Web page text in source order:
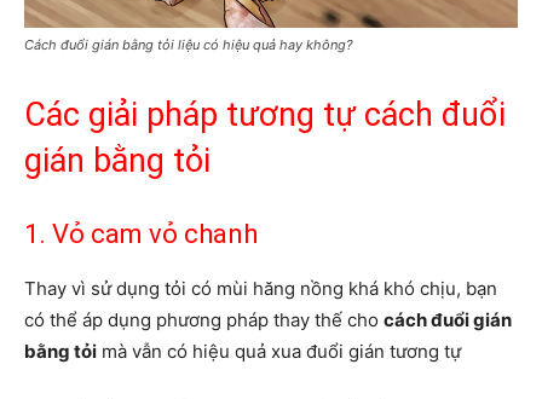
Cách đuổi gián bằng tỏi liệu có hiệu quả hay không?
Các giải pháp tương tự cách đuổi
gián bằng tỏi
1. Vỏ cam vỏ chanh
Thay vì sử dụng tỏi có mùi hăng nồng khá khó chịu, bạn
có thể áp dụng phương pháp thay thế cho cách đuổi gián
bằng tỏi mà vẫn có hiệu quả xua đuổi gián tương tự